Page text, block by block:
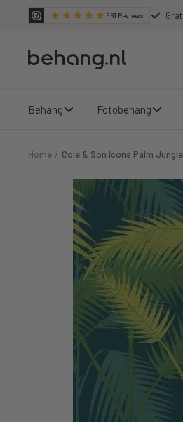
561 Reviews
Behang.nl
Behang Fotobehang
Home Cole & Son Icons Palm Jungle